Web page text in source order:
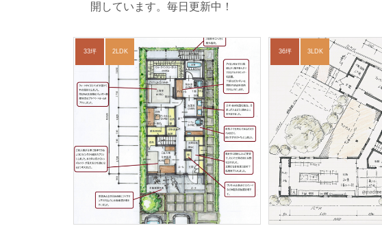
開しています。毎日更新中！
33坪 2LDK 36坪 3LDK